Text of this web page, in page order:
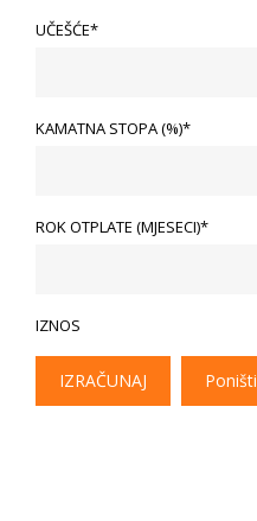
UČEŠĆE*
KAMATNA STOPA (%)*
ROK OTPLATE (MJESECI)*
IZNOS
IZRAČUNAJ Poništi